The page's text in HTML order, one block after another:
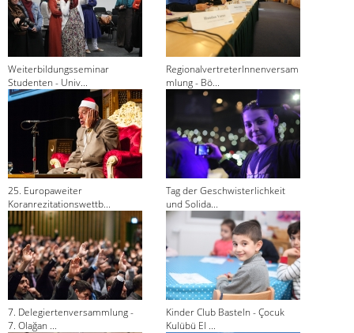
Weiterbildungsseminar
Studenten - Univ...
RegionalvertreterInnenversam
mlung - Bö...
25. Europaweiter
Koranrezitationswettb...
Tag der Geschwisterlichkeit
und Solida...
7. Delegiertenversammlung -
7. Olağan ...
Kinder Club Basteln - Çocuk
Kulübü El ...